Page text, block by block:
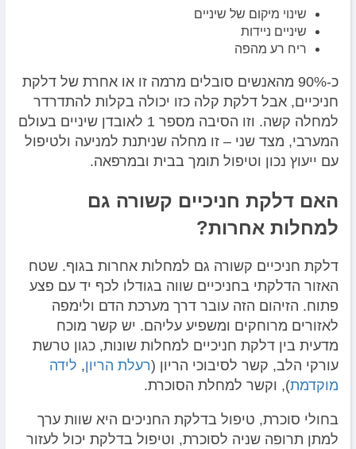
שינוי מיקום של שיניים
שיניים ניידות
ריח רע מהפה
כ-90% מהאנשים סובלים מרמה זו או אחרת של דלקת
חניכיים, אבל דלקת קלה כזו יכולה בקלות להתדרדר
למחלה קשה. וזו הסיבה מספר 1 לאובדן שיניים בעולם
המערבי, מצד שני – זו מחלה שניתנת למניעה ולטיפול
עם ייעוץ נכון וטיפול תומך בבית ובמרפאה.
האם דלקת חניכיים קשורה גם
למחלות אחרות?
דלקת חניכיים קשורה גם למחלות אחרות בגוף. שטח
האזור הדלקתי בחניכיים שווה בגודלו לכף יד עם פצע
פתוח. הזיהום הזה עובר דרך מערכת הדם ולימפה
לאזורים מרוחקים ומשפיע עליהם. יש קשר מוכח
מדעית בין דלקת חניכיים למחלות שונות, כגון טרשת
עורקי הלב, קשר לסיבוכי הריון (רעלת הריון, לידה
מוקדמת), וקשר למחלת הסוכרת.
בחולי סוכרת, טיפול בדלקת החניכים היא שוות ערך
למתן תרופה שניה לסוכרת, וטיפול בדלקת יכול לעזור